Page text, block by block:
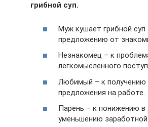
грибной суп.
Муж кушает грибной суп
предложению от
Незнакомец – к
легкомысленного
Любимый – к получению
предложения на работе.
Парень – к понижению
уменьшению